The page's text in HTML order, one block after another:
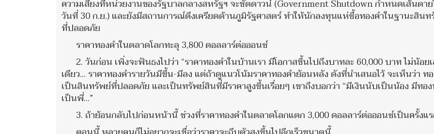
ความเสี่ยงที่หน่วยงานของรัฐบาลกลางสหรัฐฯ จะชัตดาวน์ (Government Shutdown กำหนดเส้นตา
วันที่ 30 ก.ย.) และยังมีสถานการณ์ตึงเครียดด้านภูมิรัฐศาสตร์ ทำให้นักลงทุนแห่ซื้อทองคำในฐานะสิน
ที่ปลอดภัย
ราคาทองคำในตลาดโลกทะลุ 3,800 ดอลลาร์ต่อออนซ์
2. วันก่อน เพิ่งจะฟันธงไปว่า “ราคาทองคำในบ้านเรา มีโอกาสขึ้นไปถึงบาทละ 60,000 บาท ไม่น้อย
เดียว... ราคาทองคำรายวันมีขึ้น-มีลง แต่ถ้าดูแนวโน้มราคาทองคำย้อนหลัง ดังที่นำเสนอไว้ จะเห็นว่า ท
เป็นสินทรัพย์ที่ปลอดภัย และเป็นทรัพย์สินที่มีราคาสูงขึ้นเรื่อยๆ เขาถึงบอกว่า “มีเงินนับเป็นน้อง มีทอ
เป็นพี่...”
3. ถ้าย้อนกลับไปก่อนหน้านี้ ช่วงที่ราคาทองคำในตลาดโลกแตก 3,000 ดอลลาร์ต่อออนซ์เป็นครั้งแ